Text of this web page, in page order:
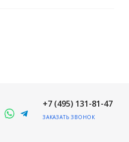
+7 (495) 131-81-47
ЗАКАЗАТЬ ЗВОНОК